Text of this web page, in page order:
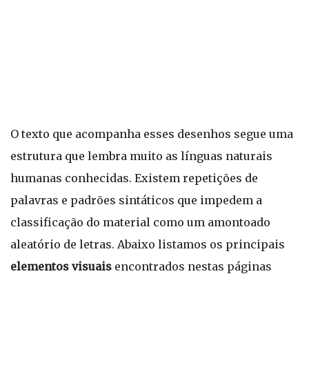
O texto que acompanha esses desenhos segue uma
estrutura que lembra muito as línguas naturais
humanas conhecidas. Existem repetições de
palavras e padrões sintáticos que impedem a
classificação do material como um amontoado
aleatório de letras. Abaixo listamos os principais
elementos visuais encontrados nestas páginas